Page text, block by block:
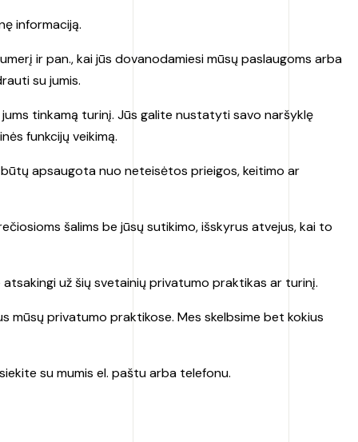
informaciją.
ir pan., kai jūs dovanodamiesi mūsų paslaugoms arba
su jumis.
tinkamą turinį. Jūs galite nustatyti savo naršyklę
funkcijų veikimą.
apsaugota nuo neteisėtos prieigos, keitimo ar
šalims be jūsų sutikimo, išskyrus atvejus, kai to
už šių svetainių privatumo praktikas ar turinį.
mūsų privatumo praktikose. Mes skelbsime bet kokius
su mumis el. paštu arba telefonu.